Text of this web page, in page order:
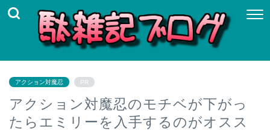
アクション対魔忍 PR
アクション対魔忍のモチベが下がっ
たらエミリーを入手するのがオスス